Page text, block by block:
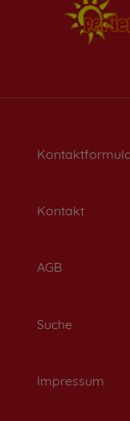
Kontakt
AGB
Suche
Impressum